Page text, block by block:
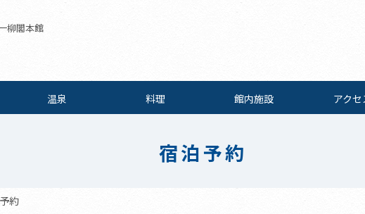
柳閣本館
温泉 料理 館内施設 アクセ
宿泊予約
約